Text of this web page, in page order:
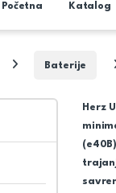
Početna Katalog
Baterije
Herz